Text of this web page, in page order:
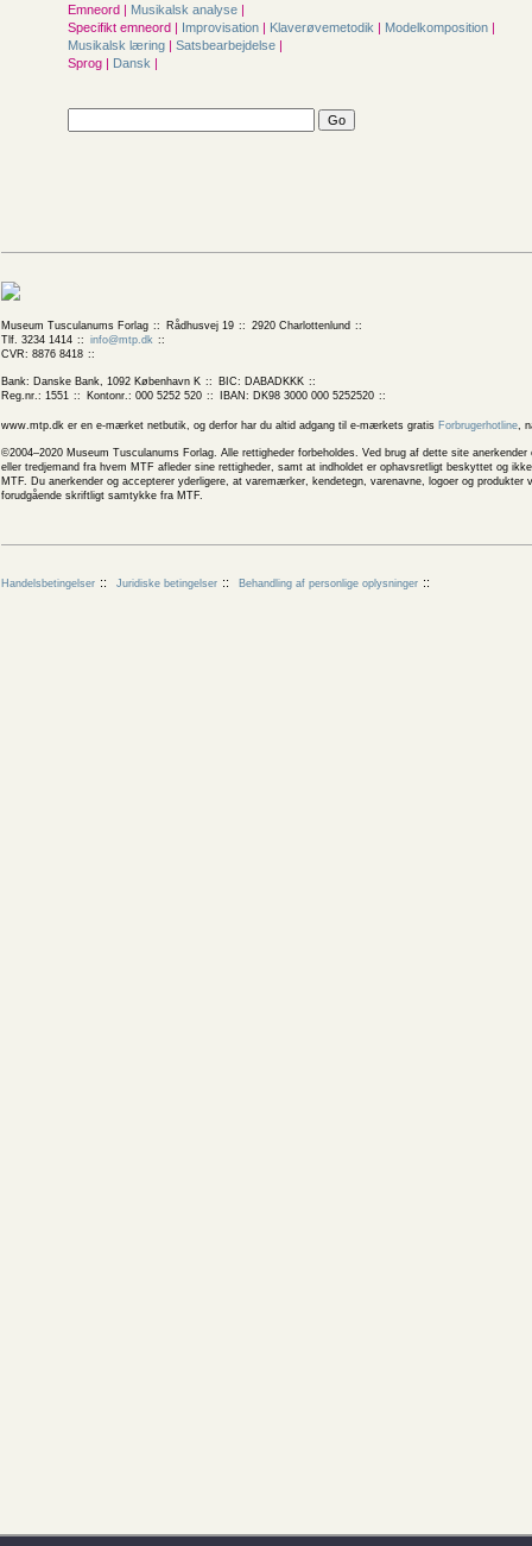
Emneord | Musikalsk analyse |
Specifikt emneord | Improvisation | Klaverøvemetodik | Modelkomposition |
Musikalsk læring | Satsbearbejdelse |
Sprog | Dansk |
Museum Tusculanums Forlag Rådhusvej 19
2920 Charlottenlund
Tlf. 3234 1414
info@mtp.dk
CVR: 8876 8418
Bank: Danske Bank, 1092 København K
BIC: DABADKKK
Reg.nr.: 1551
Kontonr.: 000 5252 520 IBAN: DK98 3000 000 5252520
www.mtp.dk er en e-mærket netbutik, og derfor har du altid adgang til e-mærkets gratis Forbrugerhotline,
©2004–2020 Museum Tusculanums Forlag. Alle rettigheder forbeholdes. Ved brug af dette site
eller tredjemand fra hvem MTF afleder sine rettigheder, samt at indholdet er ophavsretligt beskyttet og
MTF. Du anerkender og accepterer yderligere, at varemærker, kendetegn, varenavne, logoer og
forudgående skriftligt samtykke fra MTF.
Handelsbetingelser Juridiske betingelser Behandling af personlige oplysninger